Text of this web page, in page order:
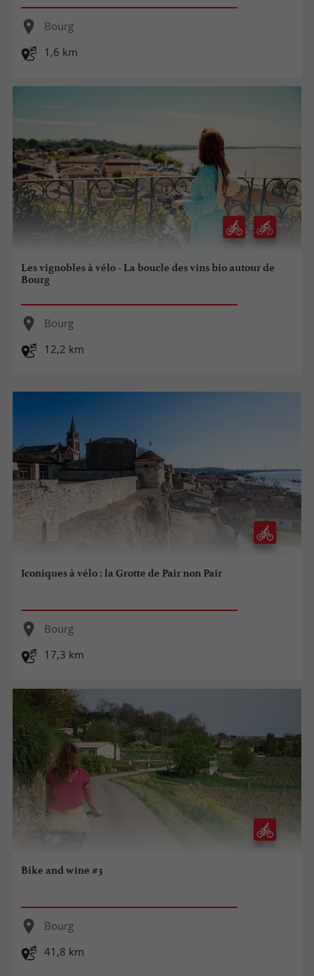
Bourg
1,6 km
Les vignobles à vélo - La boucle des vins bio autour de
Bourg
Bourg
12,2 km
Iconiques à vélo : la Grotte de Pair non Pair
Bourg
17,3 km
Bike and wine #3
Bourg
41,8 km